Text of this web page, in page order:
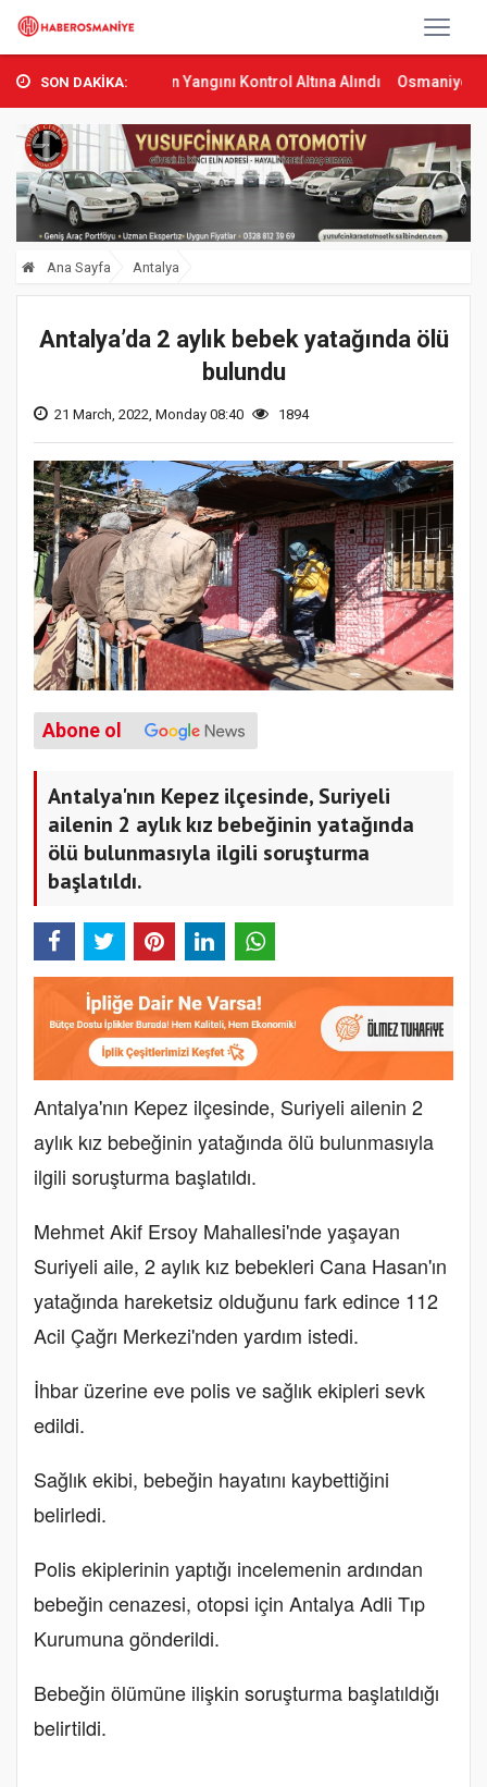
SON DAKİKA:
Orman Yangını Kontrol Altına Alındı Osmaniye’de Tren
Ana Sayfa Antalya
Antalya’da 2 aylık bebek yatağında ölü
bulundu
21 March, 2022, Monday 08:40 1894
Abone ol
Antalya'nın Kepez ilçesinde, Suriyeli
ailenin 2 aylık kız bebeğinin yatağında
ölü bulunmasıyla ilgili soruşturma
başlatıldı.
Antalya'nın Kepez ilçesinde, Suriyeli ailenin 2
aylık kız bebeğinin yatağında ölü bulunmasıyla
ilgili soruşturma başlatıldı.
Mehmet Akif Ersoy Mahallesi'nde yaşayan
Suriyeli aile, 2 aylık kız bebekleri Cana Hasan'ın
yatağında hareketsiz olduğunu fark edince 112
Acil Çağrı Merkezi'nden yardım istedi.
İhbar üzerine eve polis ve sağlık ekipleri sevk
edildi.
Sağlık ekibi, bebeğin hayatını kaybettiğini
belirledi.
Polis ekiplerinin yaptığı incelemenin ardından
bebeğin cenazesi, otopsi için Antalya Adli Tıp
Kurumuna gönderildi.
Bebeğin ölümüne ilişkin soruşturma başlatıldığı
belirtildi.